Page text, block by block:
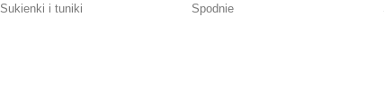
Sukienki i tuniki Spodnie